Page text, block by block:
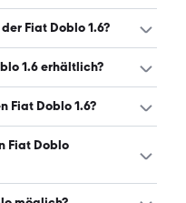
90 und 131 PS.
Fiat Doblo 1.6?
und automatischem
1.6 erhältlich?
Farben: weiß,
10.8.2026)
Fiat Doblo 1.6?
Bauformen: Van.
Fiat Doblo
mobile.de-